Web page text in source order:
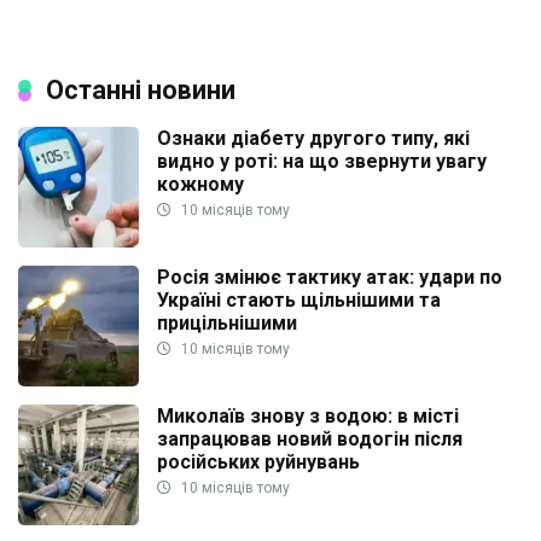
Останні новини
Ознаки діабету другого типу, які
видно у роті: на що звернути увагу
кожному
10 місяців тому
Росія змінює тактику атак: удари по
Україні стають щільнішими та
прицільнішими
10 місяців тому
Миколаїв знову з водою: в місті
запрацював новий водогін після
російських руйнувань
10 місяців тому